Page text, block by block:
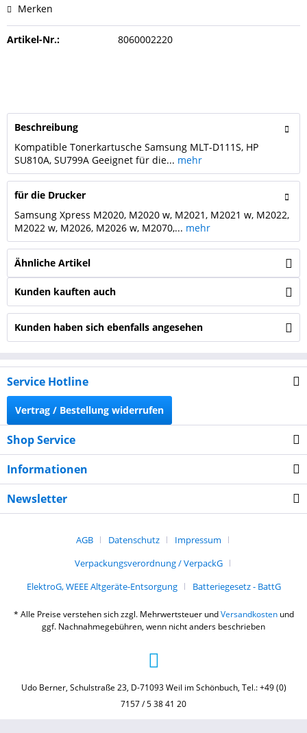
Merken
Artikel-Nr.: 8060002220
Beschreibung
Kompatible Tonerkartusche Samsung MLT-D111S, HP
SU810A, SU799A Geeignet für die... mehr
für die Drucker
Samsung Xpress M2020, M2020 w, M2021, M2021 w, M2022,
M2022 w, M2026, M2026 w, M2070,... mehr
Ähnliche Artikel
Kunden kauften auch
Kunden haben sich ebenfalls angesehen
Service Hotline
Vertrag / Bestellung widerrufen
Shop Service
Informationen
Newsletter
AGB Datenschutz
Impressum
Verpackungsverordnung / VerpackG
ElektroG, WEEE Altgeräte-Entsorgung
Batteriegesetz - BattG
* Alle Preise verstehen sich zzgl. Mehrwertsteuer undVersandkostenund
ggf. Nachnahmegebühren, wenn nicht anders beschrieben
Udo Berner, Schulstraße 23, D-71093 Weil im Schönbuch, Tel.: +49 (0)
7157 / 5 38 41 20